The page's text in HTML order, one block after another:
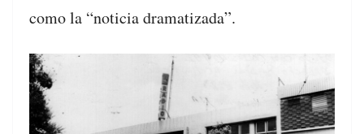
como la “noti­cia drama­ti­za­da”.